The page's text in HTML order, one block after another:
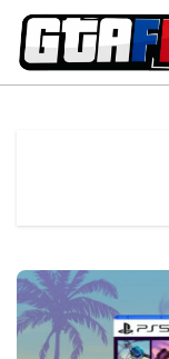
Passer
contenu